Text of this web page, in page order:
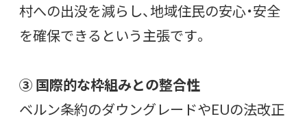
村への出没を減らし、地域住民の安心・安全
を確保できるという主張です。
③ 国際的な枠組みとの整合性
ベルン条約のダウングレードやEUの法改正